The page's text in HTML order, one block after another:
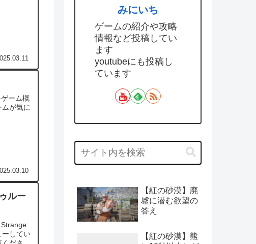
ーム概
が気に
ルー
ーしてい
みにいち
ゲームの紹介や攻略
情報など投稿してい
ます
youtubeにも投稿し
ています
【紅の砂漠】廃
墟に潜む欲望の
答え
【紅の砂漠】熊